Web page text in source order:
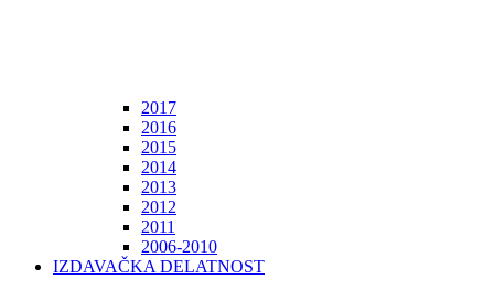
2017
2016
2015
2014
2013
2012
2011
2006-2010
IZDAVAČKA DELATNOST